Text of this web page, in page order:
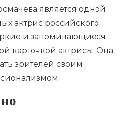
является одной
актрис российского
и запоминающиеся
карточкой актрисы. Она
зрителей своим